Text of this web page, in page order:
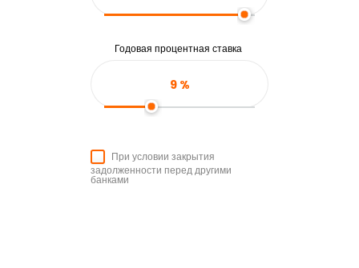
Годовая процентная ставка
9%
При условии закрытия
задолженности перед другими
банками